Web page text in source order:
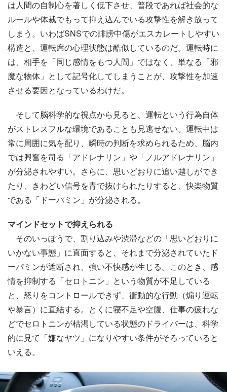
は人間の自制心を著しく低下させ、普段であれば社会的な
ルールや体裁でもって抑え込んでいる攻撃性を解き放って
しまう。いわばSNSでの誹謗中傷がエスカレートしやすい
構造と、運転席の心理状態は酷似しているのだ。運転時に
は、相手を「同じ感情をもつ人間」ではなく、単なる「邪
魔な物体」として記号化してしまうことが、攻撃性を加速
させる要因となっているわけだ。
そして脳科学的な視点から見ると、運転という行為自体
がストレスフルな環境であることも見逃せない。運転中は
常に周囲に気を配り、瞬時の判断を求められるため、脳内
では興奮を司る「アドレナリン」や「ノルアドレナリン」
が分泌されやすい。さらに、思いどおりに追い越しができ
たり、きわどい信号を青で抜けられたりすると、快楽物質
である「ドーパミン」が分泌される。
マインドセットで抑えられる
そのいっぽうで、割り込みや渋滞などの「思いどおりに
いかない事態」に直面すると、それまで分泌されていたド
ーパミンが遮断され、強い不快感が生じる。このとき、感
情を抑制する「セロトニン」という物質が不足している
と、怒りをコントロールできず、衝動的な行動（煽り運転
や暴言）に直結する。とくに寝不足や空腹、仕事の疲れな
どでセロトニンが枯渇している状態のドライバーは、科学
的に見て「嫌なヤツ」になりやすい条件がそろっていると
いえる。